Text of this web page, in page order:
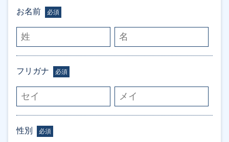
お名前 必須
フリガナ 必須
性別 必須